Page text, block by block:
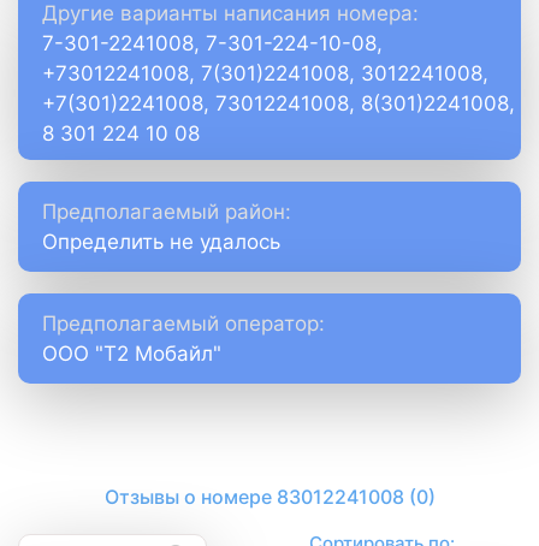
Другие варианты написания номера:
7-301-2241008, 7-301-224-10-08,
+73012241008, 7(301)2241008, 3012241008,
+7(301)2241008, 73012241008, 8(301)2241008,
8 301 224 10 08
Предполагаемый район:
Определить не удалось
Предполагаемый оператор:
ООО "Т2 Мобайл"
Отзывы о номере 83012241008 (0)